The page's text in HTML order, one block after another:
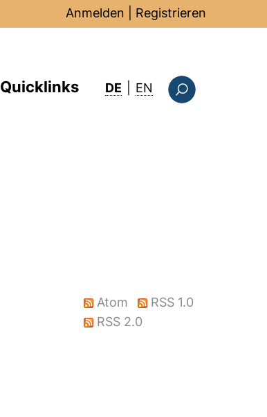
Anmelden Registrieren
Quicklinks DE EN : this page in
Atom
RSS 1.0
RSS 2.0